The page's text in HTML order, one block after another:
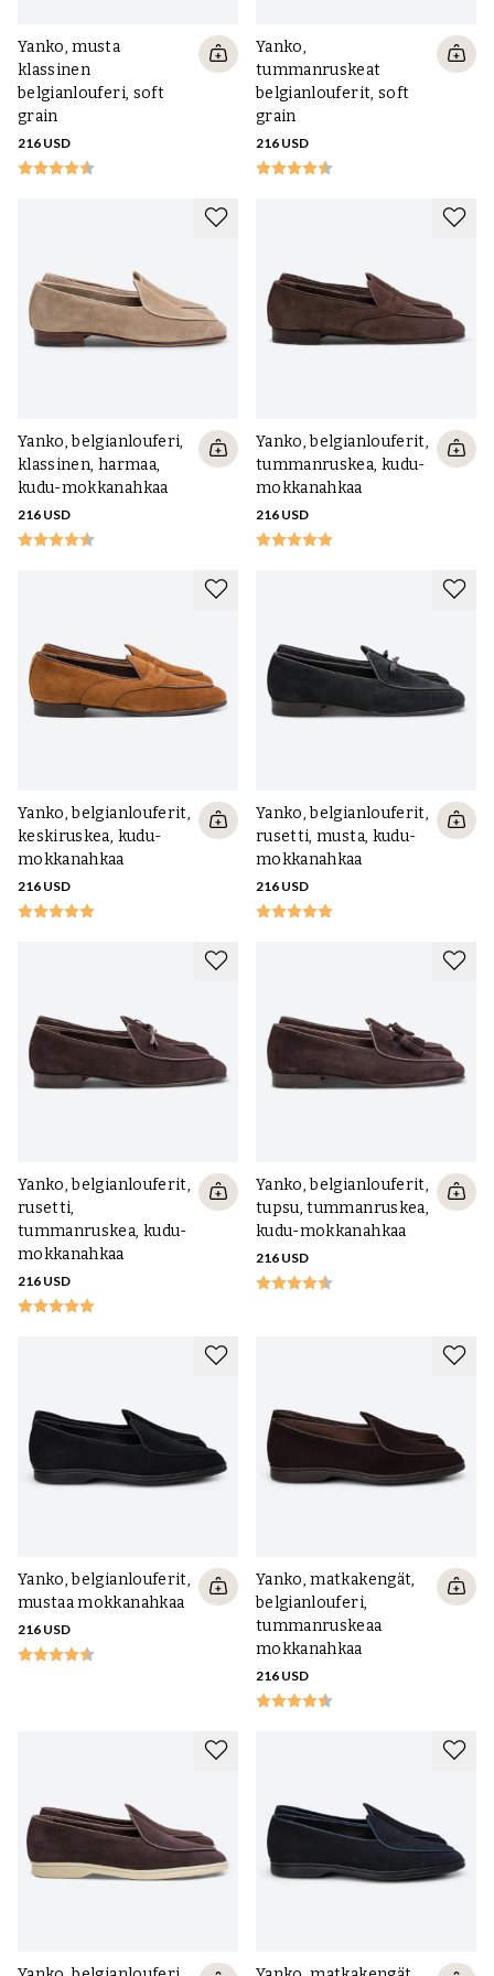
puristaa niin tiukasti, että se olisi epämukavaa. Belgialaisissa
loafereissa on myös matala etureuna, mikä voi tehdä istuvuudesta
erityisen haastavaa. Jos sinun on kuitenkin valittava koko, joka on
hieman tilava, koska pienempi on liian tiukka tai lyhyt, tämä voidaan
yleensä ratkaista hyvällä tavalla, katso alla.
Miten vältän kantapään liukumisen
belgialaisissa loaferissa?
Helppo ja samalla erittäin toimiva tapa on lisätä
mokkanahkainen
kielityyny, se pitää jalan alhaalla ja työntää sitä hyvällä tavalla
taaksepäin. Tätä voidaan tarvittaessa täydentää
ohuella
sisäpohjallaja joissakin tapauksissa myöspehmeällä
Yanko, musta
klassinen
belgianlouferi, soft
grain
216 USD
Yanko,
tummanruskeat
belgianlouferit, soft
grain
216 USD
Yanko, belgianlouferi,
klassinen, harmaa,
kudu-mokkanahkaa
216 USD
Yanko, belgianlouferit,
tummanruskea, kudu-
mokkanahkaa
216 USD
Yanko, belgianlouferit,
keskiruskea, kudu-
mokkanahkaa
216 USD
Yanko, belgianlouferit,
rusetti, musta, kudu-
mokkanahkaa
216 USD
Yanko, belgianlouferit,
rusetti,
tummanruskea, kudu-
mokkanahkaa
216 USD
Yanko, belgianlouferit,
tupsu, tummanruskea,
kudu-mokkanahkaa
216 USD
Yanko, belgianlouferit,
mustaa mokkanahkaa
216 USD
Yanko, matkakengät,
belgianlouferi,
tummanruskeaa
mokkanahkaa
216 USD